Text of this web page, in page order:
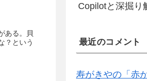
ある。貝
？という
Copilotと深掘り
最近のコメント
寿がきやの「赤